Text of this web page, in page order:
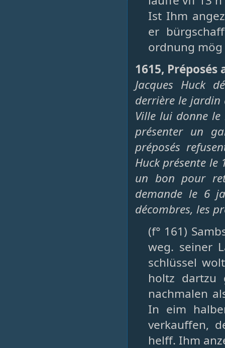
Ist Ihm
er
ordnung
1615,
Jacques Huck
derrière le jardin
Ville lui donne le
présenter un
préposés
Huck présente
un bon pour
demande le 6
décombres, les
(f° 161)
weg. seiner
schlüssel
holtz dartzu
nachmalen
In eim
verkauffen,
helff. Ihm